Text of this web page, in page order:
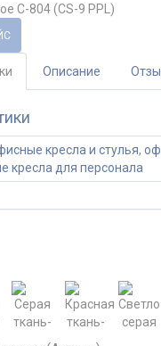
Описание
кресла и стулья,
кресла для персонала